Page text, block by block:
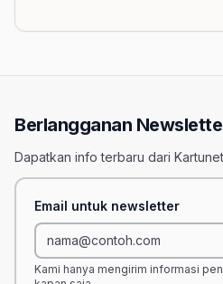
Berlangganan
Dapatkan info terbaru dari
Email untuk newsletter
Kami hanya mengirim informasi